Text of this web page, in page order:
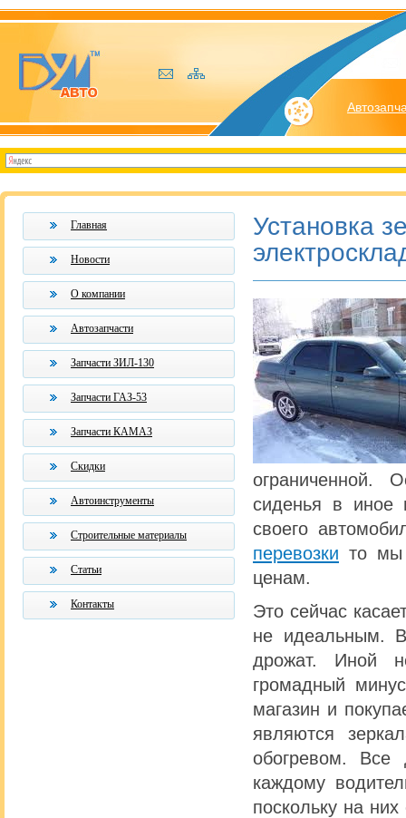
Главная
Новости
О компании
Автозапчасти
Запчасти ЗИЛ-130
Запчасти ГАЗ-53
Запчасти КАМАЗ
Скидки
Автоинструменты
Строительные материалы
Статьи
Контакты
Установка
ограниченной.
сиденья в иное
своего
перевозки то мы
ценам.
Это сейчас
не идеальным.
дрожат. Иной
громадный
магазин и
являются
обогревом. Все
каждому
поскольку на